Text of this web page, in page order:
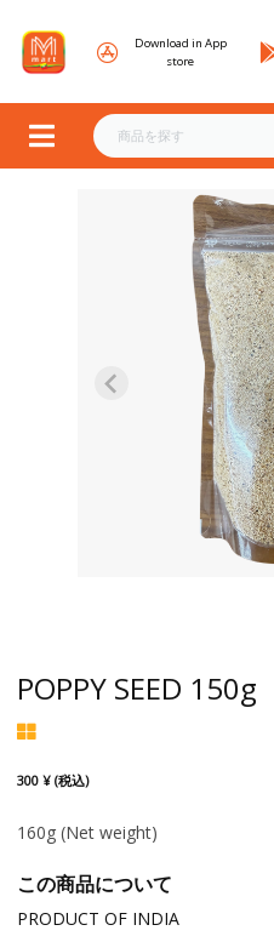
Download in App
store
POPPY SEED 150g
300 ¥ (税込)
160g (Net weight)
この商品について
PRODUCT OF INDIA